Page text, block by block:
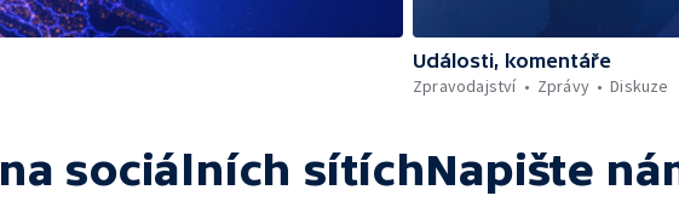
Události, komentáře
Zpravodajství
Zprávy Diskuze
na sociálních sítíchNapište